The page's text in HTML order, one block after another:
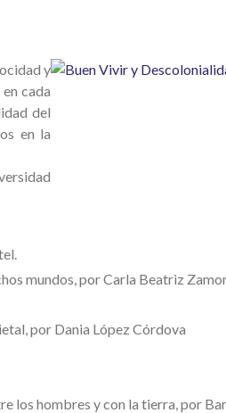
y
cada
del
en la
mundos, por Carla Beatriz
por Dania López Córdova
los hombres y con la tierra, por